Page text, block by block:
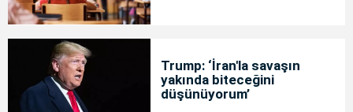
Trump: ‘İran'la savaşın
yakında biteceğini
düşünüyorum’